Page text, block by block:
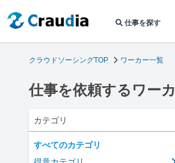
仕事を探す
クラウドソーシングTOP ワーカー一覧
仕事を依頼するワー
カテゴリ
すべてのカテゴリ